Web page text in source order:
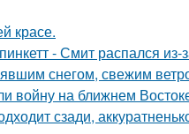
красе.
- Смит распался из-
снегом, свежим
войну на ближнем
сзади,